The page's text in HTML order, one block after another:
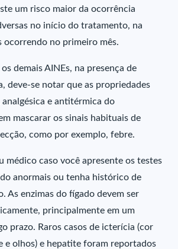
um risco maior da ocorrência
no início do tratamento, na
ocorrendo no primeiro mês.
demais AINEs, na presença de
deve-se notar que as propriedades
e antitérmica do
mascarar os sinais habituais de
como por exemplo, febre.
médico caso você apresente os testes
anormais ou tenha histórico de
As enzimas do fígado devem ser
principalmente em um
prazo. Raros casos de icterícia (cor
e olhos) e hepatite foram reportados